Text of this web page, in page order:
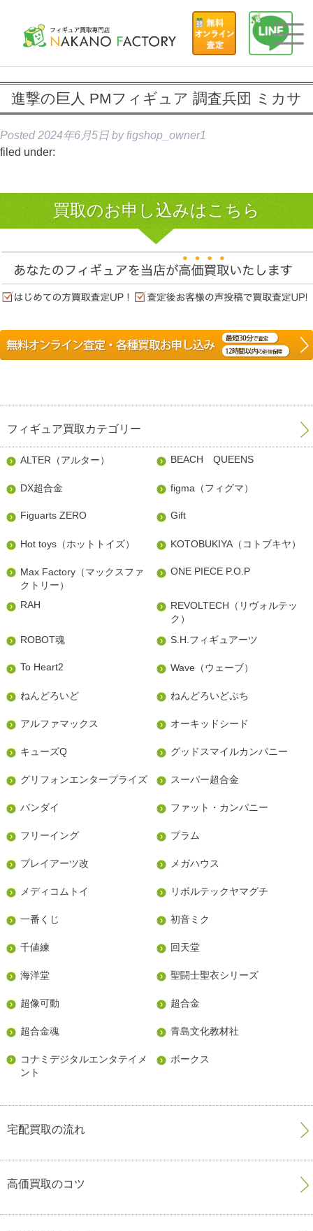
進撃の巨人 PMフィギュア 調査兵団 ミカサ
Posted 2024年6月5日 by figshop_owner1
filed under:
買取のお申し込みはこちら
フィギュア買取カテゴリー
ALTER（アルター） BEACH QUEENS
DX超合金 figma（フィグマ）
Figuarts ZERO Gift
Hot toys（ホットトイズ） KOTOBUKIYA（コトブキヤ）
Max Factory（マックスファ
クトリー）
ONE PIECE P.O.P
RAH
REVOLTECH（リヴォルテッ
ク）
ROBOT魂
S.H.フィギュアーツ
To Heart2 Wave（ウェーブ）
ねんどろいど ねんどろいどぷち
アルファマックス オーキッドシード
キューズQ グッドスマイルカンパニー
グリフォンエンタープライズ スーパー超合金
バンダイ ファット・カンパニー
フリーイング プラム
プレイアーツ改 メガハウス
メディコムトイ リボルテックヤマグチ
一番くじ 初音ミク
千値練 回天堂
海洋堂 聖闘士聖衣シリーズ
超像可動 超合金
超合金魂 青島文化教材社
コナミデジタルエンタテイメ
ント
ボークス
宅配買取の流れ
高価買取のコツ